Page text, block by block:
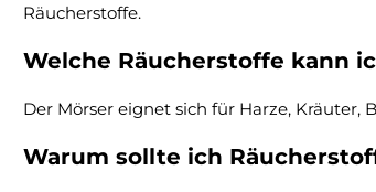
Räucherstoffe.
Welche Räucherstoffe kann
Der Mörser eignet sich für Harze,
Warum sollte ich